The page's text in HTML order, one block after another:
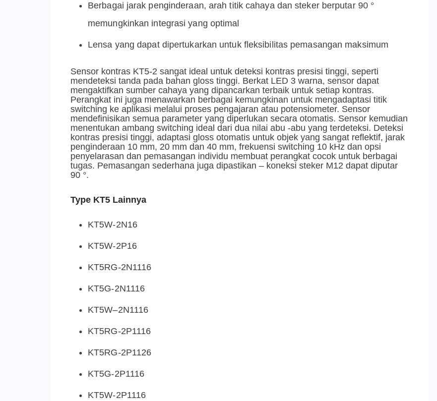
Berbagai jarak penginderaan, arah titik cahaya dan steker berputar 90 °
memungkinkan integrasi yang optimal
Lensa yang dapat dipertukarkan untuk fleksibilitas pemasangan maksimum
Sensor kontras KT5-2 sangat ideal untuk deteksi kontras presisi tinggi, seperti
mendeteksi tanda pada bahan gloss tinggi. Berkat LED 3 warna, sensor dapat
mengaktifkan sumber cahaya yang dipancarkan terbaik untuk setiap kontras.
Perangkat ini juga menawarkan berbagai kemungkinan untuk mengadaptasi titik
switching ke aplikasi melalui proses pengajaran atau potensiometer. Sensor
mendefinisikan semua parameter yang diperlukan secara otomatis. Sensor kemudian
menentukan ambang switching ideal dari dua nilai abu -abu yang terdeteksi. Deteksi
kontras presisi tinggi, adaptasi gloss otomatis untuk objek yang sangat reflektif, jarak
penginderaan 10 mm, 20 mm dan 40 mm, frekuensi switching 10 kHz dan opsi
penyelarasan dan pemasangan individu membuat perangkat cocok untuk berbagai
tugas. Pemasangan sederhana juga dipastikan – koneksi steker M12 dapat diputar
90 °.
Type KT5 Lainnya
KT5W-2N16
KT5W-2P16
KT5RG-2N1116
KT5G-2N1116
KT5W–2N1116
KT5RG-2P1116
KT5RG-2P1126
KT5G-2P1116
KT5W-2P1116